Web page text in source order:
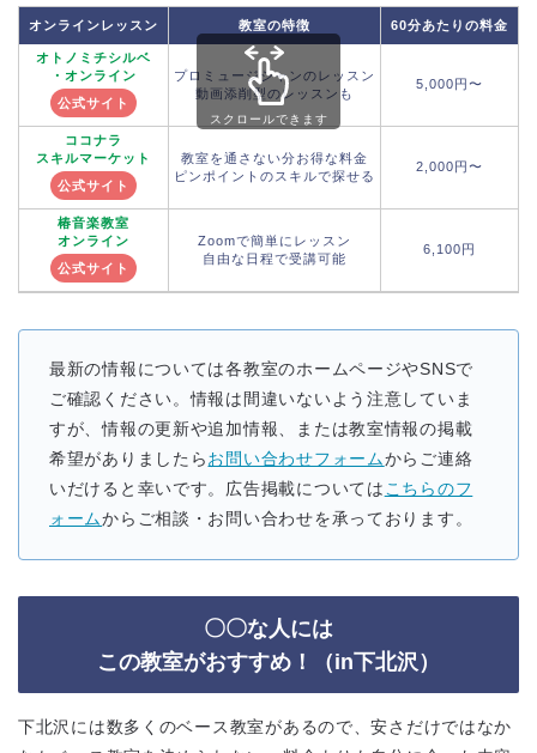
オンラインレッスン 教室の特徴 60分あたりの料金
オトノミチシルベ
・オンライン
公式サイト
プロミュージシャンのレッスン
動画添削型のレッスンも
5,000円〜
ココナラ
スキルマーケット
公式サイト
教室を通さない分お得な料金
ピンポイントのスキルで探せる
2,000円〜
椿音楽教室
オンライン
公式サイト
Zoomで簡単にレッスン
自由な日程で受講可能
6,100円
スクロールできます
最新の情報については各教室のホームページやSNSで
ご確認ください。情報は間違いないよう注意していま
すが、情報の更新や追加情報、または教室情報の掲載
希望がありましたらお問い合わせフォームからご連絡
いだけると幸いです。広告掲載については こちらのフ
ォームからご相談・お問い合わせを承っております。
〇〇な人には
この教室がおすすめ！（in下北沢）
下北沢には数多くのベース教室があるので、安さだけではなか